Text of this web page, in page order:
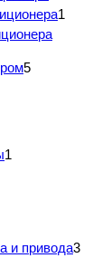
1
5
1
и привода3